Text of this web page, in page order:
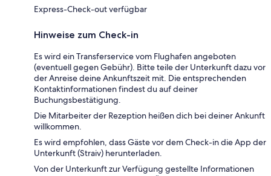
Express-Check-out verfügbar
Hinweise zum Check-in
Es wird ein Transferservice vom Flughafen angeboten
(eventuell gegen Gebühr). Bitte teile der Unterkunft dazu vor
der Anreise deine Ankunftszeit mit. Die entsprechenden
Kontaktinformationen findest du auf deiner
Buchungsbestätigung.
Die Mitarbeiter der Rezeption heißen dich bei deiner Ankunft
willkommen.
Es wird empfohlen, dass Gäste vor dem Check-in die App der
Unterkunft (Straiv) herunterladen.
Von der Unterkunft zur Verfügung gestellte Informationen